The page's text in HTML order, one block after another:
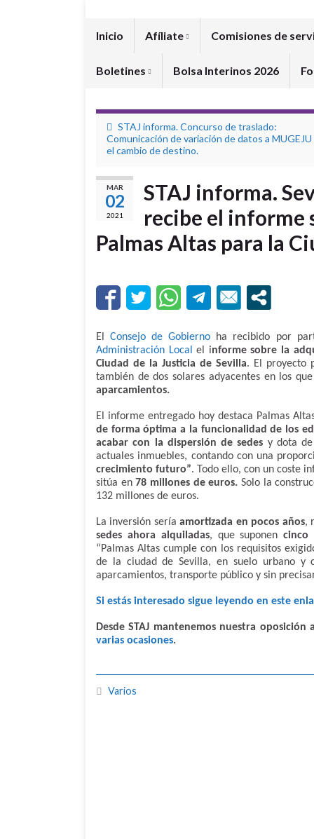
Inicio Afíliate Comisiones de
Boletines Bolsa Interinos 2026
STAJ informa. Concurso de traslado:
Comunicación de variación de datos a
el cambio de destino.
MAR
02
2021
STAJ informa.
recibe el informe
Palmas Altas para la
ElConsejo de Gobierno ha recibido por
Administración Local
el informe sobre la
Ciudad de la Justicia de Sevilla. El proyecto
también de dos solares adyacentes en los
aparcamientos.
El informe entregado hoy destaca Palmas
de forma óptima a la funcionalidad de los
acabar con la dispersión de sedes y dota
actuales inmuebles, contando con una
crecimiento futuro”. Todo ello, con un coste
sitúa en78 millones de euros. Solo la
132 millones de euros.
La inversión sería amortizada en pocos años,
sedes ahora alquiladas, que suponen cinco
“Palmas Altas cumple con los requisitos
de la ciudad de Sevilla, en suelo urbano y
aparcamientos, transporte público y sin
Si estás interesado sigue leyendo en este
Desde STAJ mantenemos nuestra
varias ocasiones.
Varios